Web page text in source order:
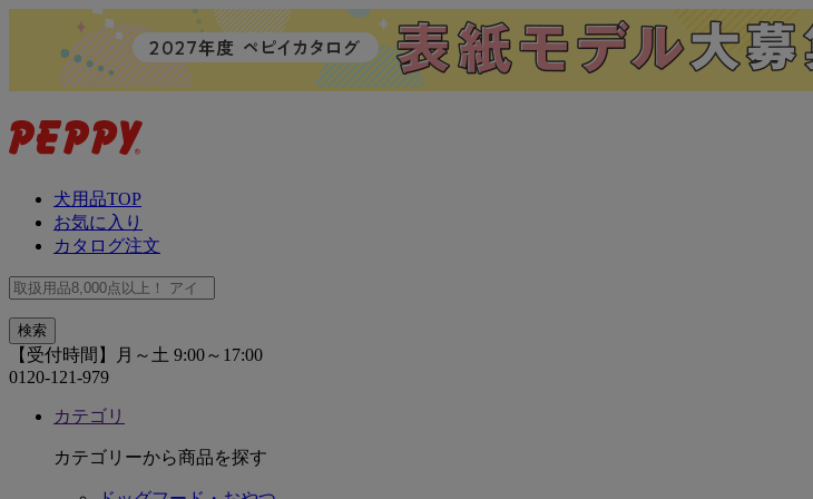
犬用品TOP
お気に入り
カタログ注文
【受付時間】月～土 9:00～17:00
0120-121-979
カテゴリ
カテゴリーから商品を探す